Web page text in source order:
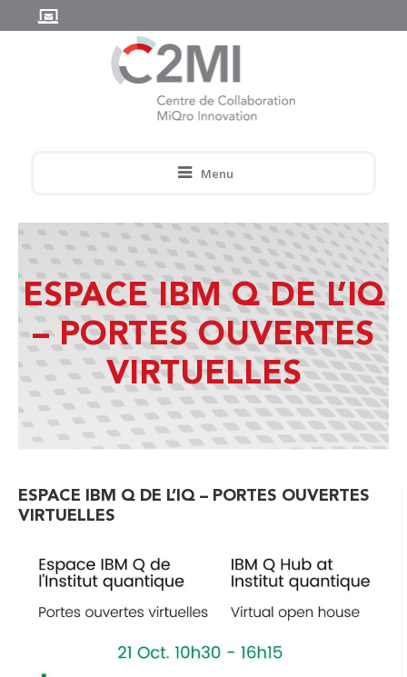
Menu
ESPACE IBM Q DE L’IQ
– PORTES OUVERTES
VIRTUELLES
ESPACE IBM Q DE L’IQ – PORTES OUVERTES
VIRTUELLES